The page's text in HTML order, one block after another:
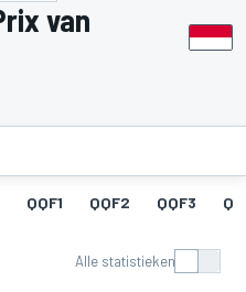
van
QQF1 QQF2 QQF3
Alle statistieken